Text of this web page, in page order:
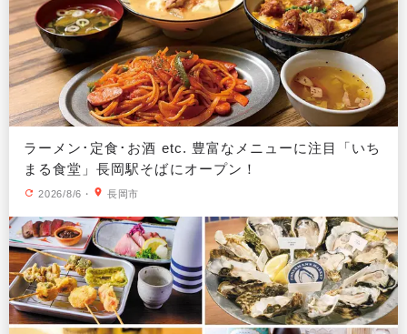
ラーメン･定食･お酒 etc. 豊富なメニューに注目「いち
まる食堂」長岡駅そばにオープン！
2026/8/6 ・ 長岡市